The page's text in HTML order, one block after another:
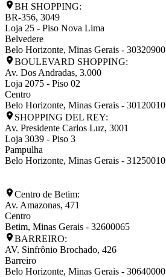
BH SHOPPING:
BR-356, 3049
Loja 25 - Piso Nova Lima
Belvedere
Belo Horizonte, Minas Gerais - 30320900
BOULEVARD SHOPPING:
Av. Dos Andradas, 3.000
Loja 2075 - Piso 02
Centro
Belo Horizonte, Minas Gerais - 30120010
SHOPPING DEL REY:
Av. Presidente Carlos Luz, 3001
Loja 3039 - Piso 3
Pampulha
Belo Horizonte, Minas Gerais - 31250010
Centro de Betim:
Av. Amazonas, 471
Centro
Betim, Minas Gerais - 32600065
BARREIRO:
AV. Sinfrônio Brochado, 426
Barreiro
Belo Horizonte, Minas Gerais - 30640000